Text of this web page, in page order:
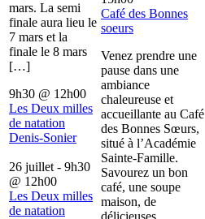
mars. La semi
finale aura lieu le
7 mars et la
finale le 8 mars
[…]
9h30 @ 12h00
Les Deux milles
de natation
Denis-Sonier
26 juillet - 9h30
@ 12h00
Les Deux milles
de natation
Café des Bonnes
soeurs
Venez prendre une
pause dans une
ambiance
chaleureuse et
accueillante au Café
des Bonnes Sœurs,
situé à l’Académie
Sainte-Famille.
Savourez un bon
café, une soupe
maison, de